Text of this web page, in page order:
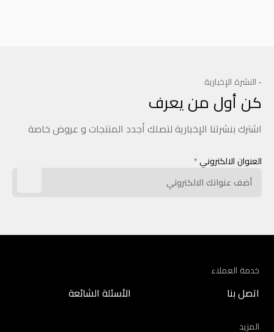
- النشرة الإخبارية
كن أول من يعرف
اشترك بنشرتنا الإخبارية لتصلك أجدد المنتجات و عروض خاصة
العنوان الالكتروني *
خدمة العملاء
اتصل بنا الأسئلة الشائعة
المزيد